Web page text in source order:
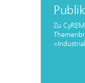
Zu